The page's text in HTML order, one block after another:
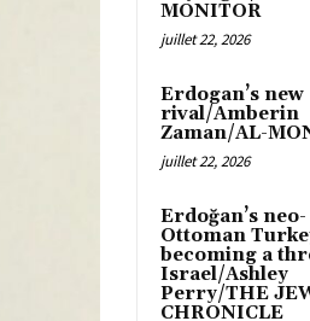
MONITOR
juillet 22, 2026
Erdogan’s new
rival/Amberin
Zaman/AL-
juillet 22, 2026
Erdoğan’s neo-
Ottoman
becoming a
Israel/Ashley
Perry/THE
CHRONICLE